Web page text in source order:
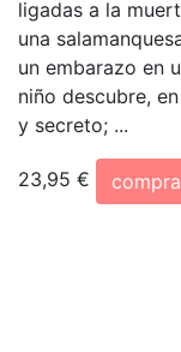
ligadas a la
una
un embarazo en
niño descubre,
y secreto; ...
23,95 €